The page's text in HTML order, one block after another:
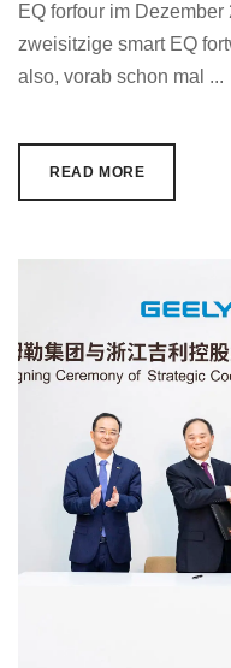
EQ forfour im
zweisitzige smart EQ
also, vorab schon mal ...
READ MORE